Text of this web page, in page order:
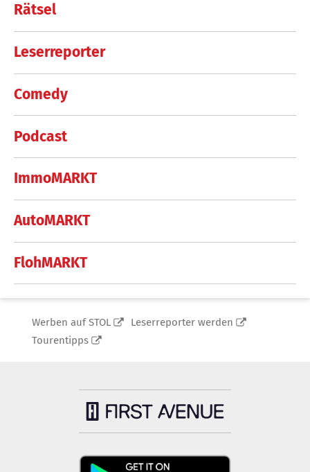
Rätsel
Leserreporter
Comedy
Podcast
ImmoMARKT
AutoMARKT
FlohMARKT
Werben auf STOL
Leserreporter werden
Tourentipps